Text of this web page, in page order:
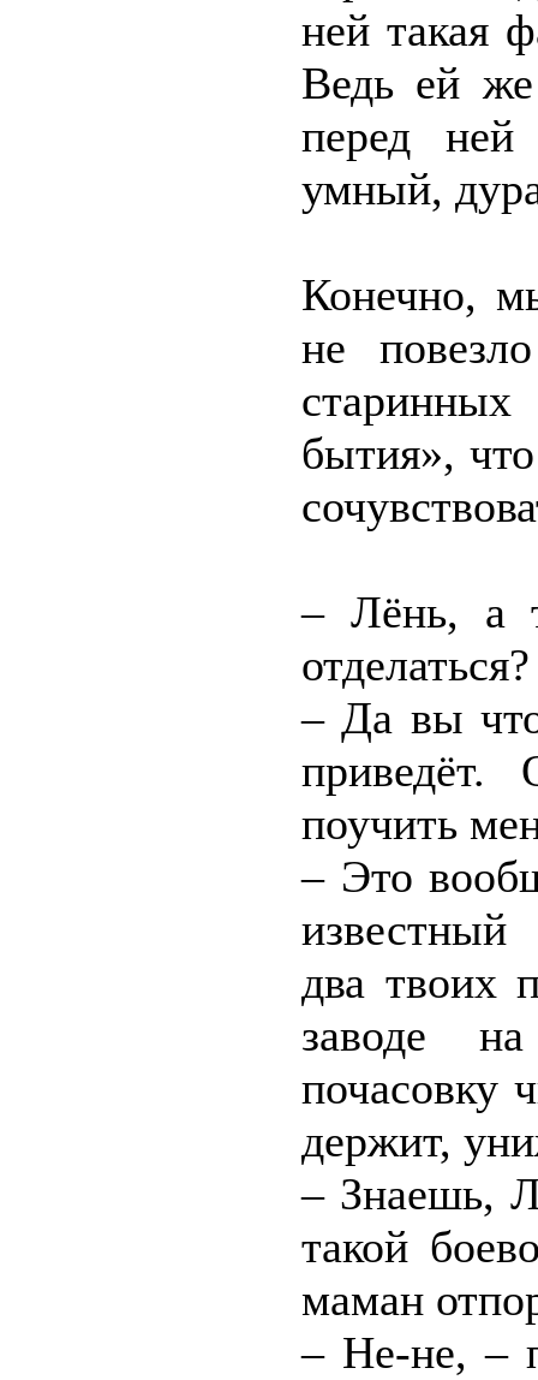
ней такая
Ведь ей же
перед
умный,
Конечно,
не
бытия»,
– Лёнь, а
– Да вы
поучить
– Это
известный
два твоих
заводе
почасовку
держит,
– Знаешь,
такой
маман
– Не-не, –